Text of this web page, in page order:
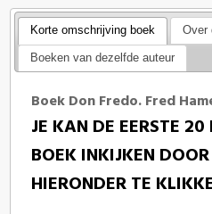
Korte omschrijving boek Over
Boeken van dezelfde auteur
Boek Don Fredo. Fred
JE KAN DE EERSTE
BOEK INKIJKEN
HIERONDER TE